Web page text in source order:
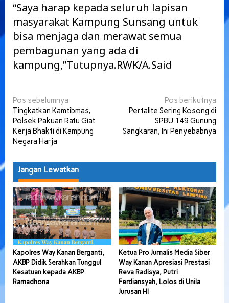
“Saya harap kepada seluruh lapisan
masyarakat Kampung Sunsang untuk
bisa menjaga dan merawat semua
pembagunan yang ada di
kampung,”Tutupnya.RWK/A.Said
Navigasi
pos
Pos sebelumnya
Tingkatkan Kamtibmas,
Polsek Pakuan Ratu Giat
Kerja Bhakti di Kampung
Negara Harja
Pos berikutnya
Pertalite Sering Kosong di
SPBU 149 Gunung
Sangkaran, Ini Penyebabnya
Jangan Lewatkan
Kapolres Way Kanan Berganti,
AKBP Didik Serahkan Tunggul
Kesatuan kepada AKBP
Ramadhona
Ketua Pro Jurnalis Media Siber
Way Kanan Apresiasi Prestasi
Reva Radisya, Putri
Ferdiansyah, Lolos di Unila
Jurusan HI